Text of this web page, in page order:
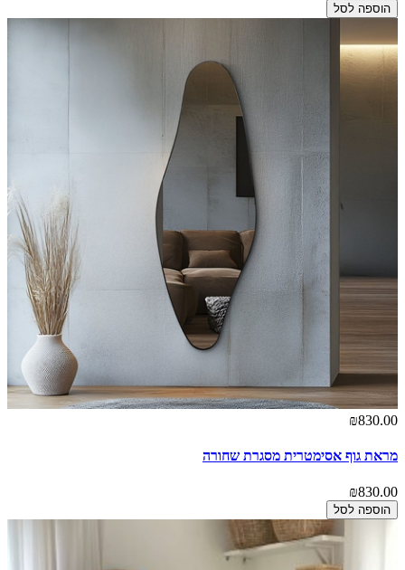
הוספה לסל
₪830.00
מראת גוף אסימטרית מסגרת שחורה
₪830.00
הוספה לסל